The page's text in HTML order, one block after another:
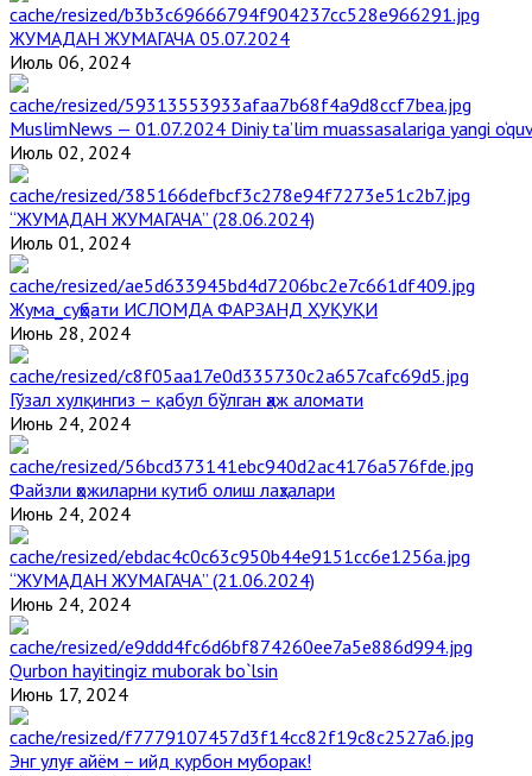
ЖУМАДАН ЖУМАГАЧА 05.07.2024
Июль 06, 2024
MuslimNews — 01.07.2024 Diniy ta’lim muassasalariga yangi
Июль 02, 2024
“ЖУМАДАН ЖУМАГАЧА” (28.06.2024)
Июль 01, 2024
Жума_суҳбати ИСЛОМДА ФАРЗАНД ҲУҚУҚИ
Июнь 28, 2024
Гўзал хулқингиз – қабул бўлган ҳаж аломати
Июнь 24, 2024
Файзли ҳожиларни кутиб олиш лаҳзалари
Июнь 24, 2024
“ЖУМАДАН ЖУМАГАЧА” (21.06.2024)
Июнь 24, 2024
Qurbon hayitingiz muborak bo`lsin
Июнь 17, 2024
Энг улуғ айём – ийд қурбон муборак!